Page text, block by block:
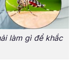
làm gì để khắc